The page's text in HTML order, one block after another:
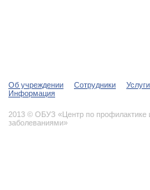
Об учреждении Сотрудники
Услуги
Информация
2013 © ОБУЗ «Центр по
заболеваниями»